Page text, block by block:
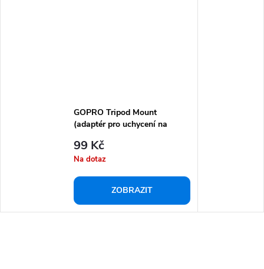
GOPRO Tripod Mount
(adaptér pro uchycení na
99 Kč
Na dotaz
ZOBRAZIT